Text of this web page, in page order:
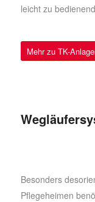
leicht zu
Mehr zu TK-
Besonders
Pflegeheimen